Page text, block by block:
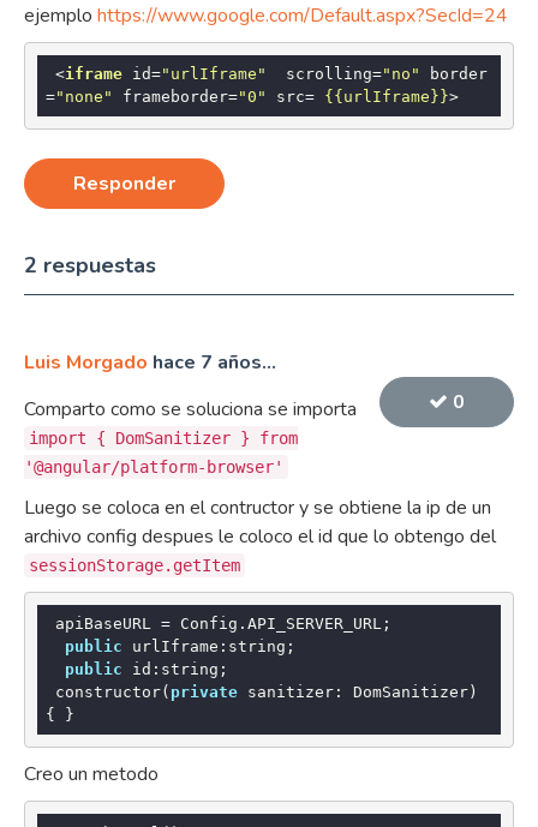
ejemplo https://www.google.com/Default.aspx?SecId=24
<iframe id="urlIframe" scrolling="no"
border
="none" frameborder="0" src= {{urlIframe}}>
Responder
2 respuestas
Luis Morgado hace 7 años...
0
Comparto como se soluciona se importa
import { DomSanitizer } from
'@angular/platform-browser'
Luego se coloca en el contructor y se obtiene la ip de un
archivo config despues le coloco el id que lo obtengo del
sessionStorage.getItem
public urlIframe: string ;
public id: string ;
constructor( private sanitizer: DomSanitizer)
Creo un metodo